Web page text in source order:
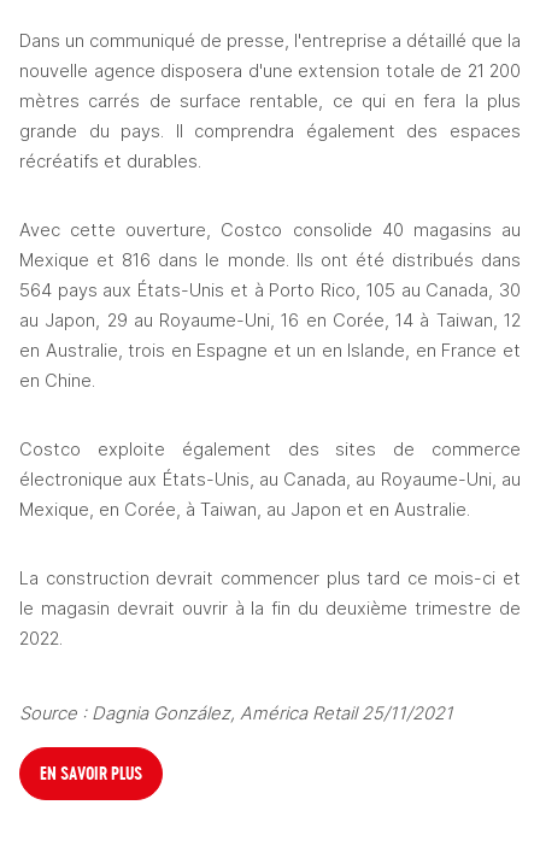
Dans un communiqué de presse, l'entreprise a détaillé que la
nouvelle agence disposera d'une extension totale de 21 200
mètres carrés de surface rentable, ce qui en fera la plus
grande du pays. Il comprendra également des espaces
récréatifs et durables.
Avec cette ouverture, Costco consolide 40 magasins au
Mexique et 816 dans le monde. Ils ont été distribués dans
564 pays aux États-Unis et à Porto Rico, 105 au Canada, 30
au Japon, 29 au Royaume-Uni, 16 en Corée, 14 à Taiwan, 12
en Australie, trois en Espagne et un en Islande, en France et
en Chine.
Costco exploite également des sites de commerce
électronique aux États-Unis, au Canada, au Royaume-Uni, au
Mexique, en Corée, à Taiwan, au Japon et en Australie.
La construction devrait commencer plus tard ce mois-ci et
le magasin devrait ouvrir à la fin du deuxième trimestre de
2022.
Source : Dagnia González, América Retail 25/11/2021
EN SAVOIR PLUS